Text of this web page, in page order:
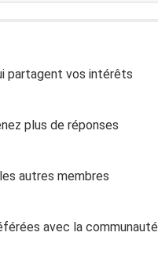
partagent vos intérêts
plus de réponses
autres membres
avec la communauté